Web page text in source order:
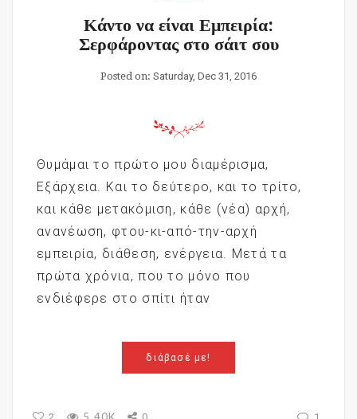
Κάντο να είναι Εμπειρία:
Σερφάροντας στο σάιτ σου
Posted on: Saturday, Dec 31, 2016
Θυμάμαι το πρώτο μου διαμέρισμα,
Εξάρχεια. Και το δεύτερο, και το τρίτο,
και κάθε μετακόμιση, κάθε (νέα) αρχή,
ανανέωση, φτου-κι-από-την-αρχή
εμπειρία, διάθεση, ενέργεια. Μετά τα
πρώτα χρόνια, που το μόνο που
ενδιέφερε στο σπίτι ήταν
διάβασέ με!
5.40K